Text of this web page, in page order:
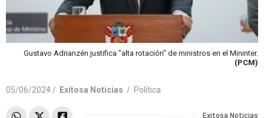
Gustavo Adrianzén justifica "alta rotación" de ministros en el Mininter.
(PCM)
05/06/2024 / Exitosa Noticias / Política